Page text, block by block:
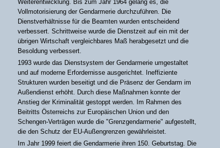
Weiterentwicklung. Bis zum Jahr 1964 gelang es, die
Vollmotorisierung der Gendarmerie durchzuführen. Die
Dienstverhältnisse für die Beamten wurden entscheidend
verbessert. Schrittweise wurde die Dienstzeit auf ein mit der
übrigen Wirtschaft vergleichbares Maß herabgesetzt und die
Besoldung verbessert.
1993 wurde das Dienstsystem der Gendarmerie umgestaltet
und auf moderne Erfordernisse ausgerichtet. Ineffiziente
Strukturen wurden beseitigt und die Präsenz der Gendarm im
Außendienst erhöht. Durch diese Maßnahmen konnte der
Anstieg der Kriminalität gestoppt werden. Im Rahmen des
Beitritts Österreichs zur Europäischen Union und den
Schengen-Verträgen wurde die "Grenzgendarmerie" aufgestellt,
die den Schutz der EU-Außengrenzen gewährleistet.
Im Jahr 1999 feiert die Gendarmerie ihren 150. Geburtstag. Die